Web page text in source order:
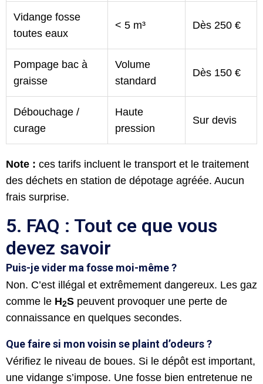
Vidange fosse
toutes eaux
< 5 m³ Dès 250 €
Pompage bac à
graisse
Volume
standard
Dès 150 €
Débouchage /
curage
Haute
pression
Sur devis
Note : ces tarifs incluent le transport et le traitement
des déchets en station de dépotage agréée. Aucun
frais surprise.
5. FAQ : Tout ce que vous
devez savoir
Puis-je vider ma fosse moi-même ?
Non. C’est illégal et extrêmement dangereux. Les gaz
comme le H2S peuvent provoquer une perte de
connaissance en quelques secondes.
Que faire si mon voisin se plaint d’odeurs ?
Vérifiez le niveau de boues. Si le dépôt est important,
une vidange s’impose. Une fosse bien entretenue ne